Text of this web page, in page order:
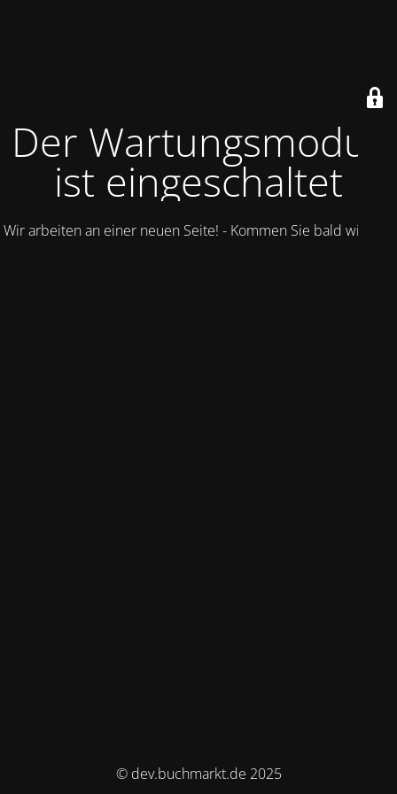
Der Wartungsmodus
ist eingeschaltet
Wir arbeiten an einer neuen Seite! - Kommen Sie bald wieder.
© dev.buchmarkt.de 2025